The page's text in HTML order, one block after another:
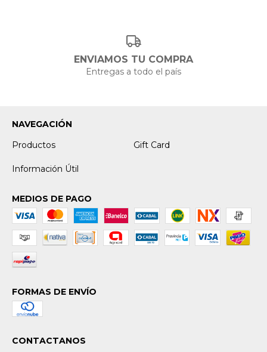
ENVIAMOS TU COMPRA
Entregas a todo el país
NAVEGACIÓN
Productos
Gift Card
Información Útil
MEDIOS DE PAGO
FORMAS DE ENVÍO
CONTACTANOS